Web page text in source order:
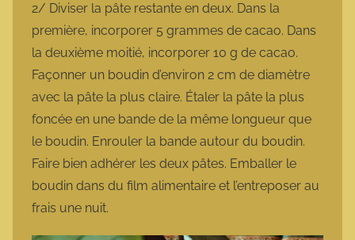
2/ Diviser la pâte restante en deux. Dans la
première, incorporer 5 grammes de cacao. Dans
la deuxième moitié, incorporer 10 g de cacao.
Façonner un boudin d’environ 2 cm de diamètre
avec la pâte la plus claire. Étaler la pâte la plus
foncée en une bande de la même longueur que
le boudin. Enrouler la bande autour du boudin.
Faire bien adhérer les deux pâtes. Emballer le
boudin dans du film alimentaire et l’entreposer au
frais une nuit.